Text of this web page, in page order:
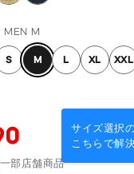
MEN M
S M L XL XXL
サイズ選択
こちらで解
一部店舗商品